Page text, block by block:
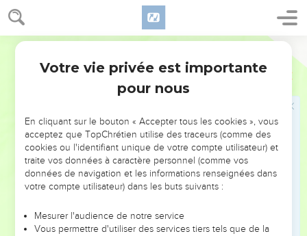
Genèse 15
pas, on en fera des esclaves et on les opprimera pendant
quatre cents ans.
Mais je punirai la nation qui les aura réduits en esclavage
et ils quitteront le pays chargés de grandes richesses.
Quant à toi, tu rejoindras en paix tes ancêtres, et tu seras
C’est seulement à la quatrième génération que tes
descendants reviendront ici car, jusqu’à présent, les
Amoréens n’ont pas encore mis le comble à leurs crimes.
Lorsque le soleil fut couché et que l’obscurité fut totale,
un tourbillon de fumée et une torche de feu passèrent
Ce jour-là, l’Eternel fit alliance avec Abram et lui dit : —Je
Votre vie privée est importante
pour nous
En cliquant sur le bouton « Accepter tous les cookies », vous
acceptez que TopChrétien utilise des traceurs (comme des
cookies ou l'identifiant unique de votre compte utilisateur) et
traite vos données à caractère personnel (comme vos
données de navigation et les informations renseignées dans
votre compte utilisateur) dans les buts suivants :
Mesurer l'audience de notre service
Vous permettre d'utiliser des services tiers tels que de la